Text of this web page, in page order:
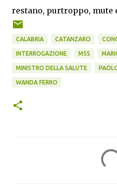
restano, purtroppo, mute
CALABRIA CATANZARO
INTERROGAZIONE M5S
MINISTRO DELLA SALUTE
WANDA FERRO